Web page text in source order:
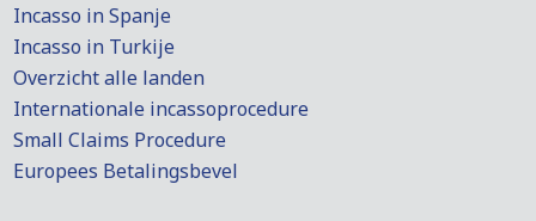
Incasso in Spanje
Incasso in Turkije
Overzicht alle landen
Internationale incassoprocedure
Small Claims Procedure
Europees Betalingsbevel